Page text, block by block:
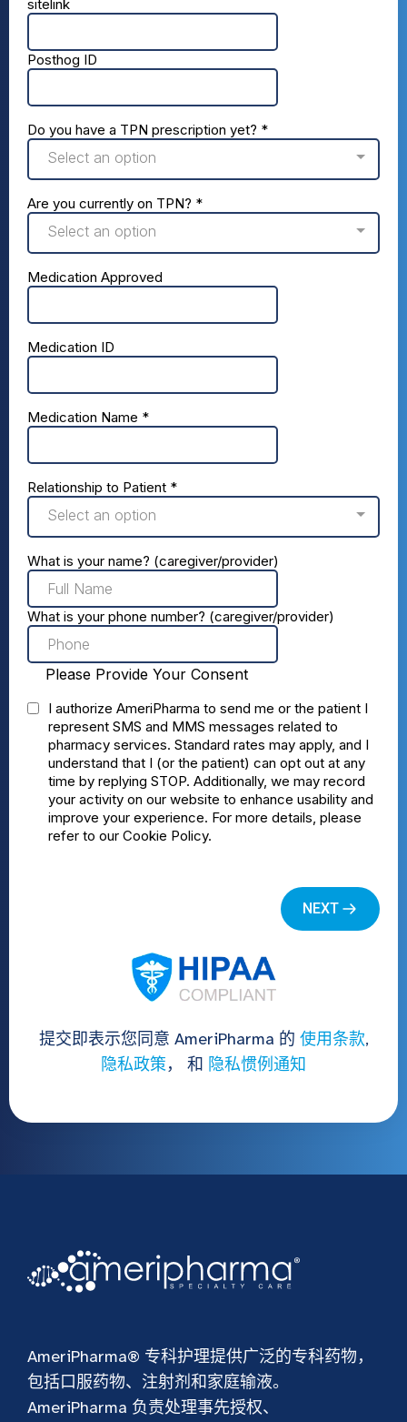
提交即表示您同意 AmeriPharma 的 使用条款,
隐私政策， 和 隐私惯例通知
AmeriPharma® 专科护理提供广泛的专科药物，
包括口服药物、注射剂和家庭输液。
AmeriPharma 负责处理事先授权、